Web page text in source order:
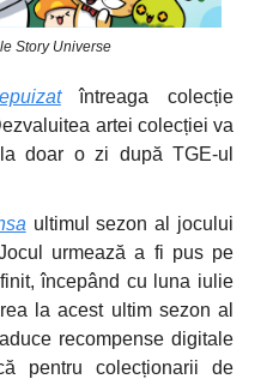
Story Universe
întreaga colecție
artei colecției va
doar o zi după TGE-ul
ultimul sezon al jocului
urmează a fi pus pe
începând cu luna iulie
la acest ultim sezon al
recompense digitale
pentru colecționarii de